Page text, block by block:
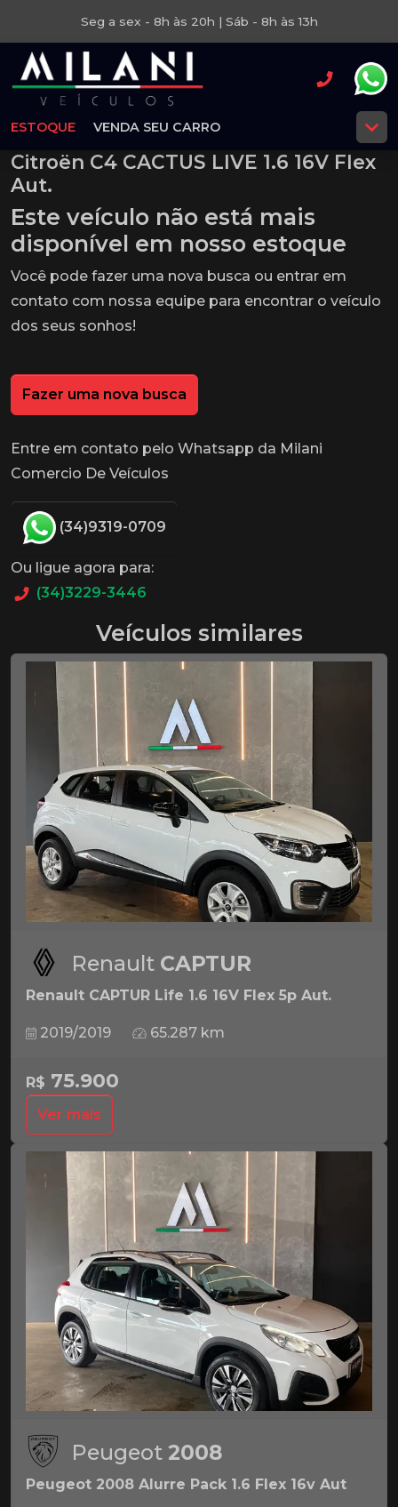
Seg a sex - 8h às 20h | Sáb - 8h às 13h
ESTOQUE VENDA SEU CARRO
Citroën C4 CACTUS LIVE 1.6 16V Flex
Aut.
Este veículo não está mais
disponível em nosso estoque
Você pode fazer uma nova busca ou entrar em
contato com nossa equipe para encontrar o veículo
dos seus sonhos!
Fazer uma nova busca
Entre em contato pelo Whatsapp da Milani
Comercio De Veículos
(34)9319-0709
Ou ligue agora para:
(34)3229-3446
Veículos similares
Renault CAPTUR
Renault CAPTUR Life 1.6 16V Flex 5p Aut.
2019/2019 65.287 km
R$ 75.900
Ver mais
Peugeot 2008
Peugeot 2008 Alurre Pack 1.6 Flex 16v Aut